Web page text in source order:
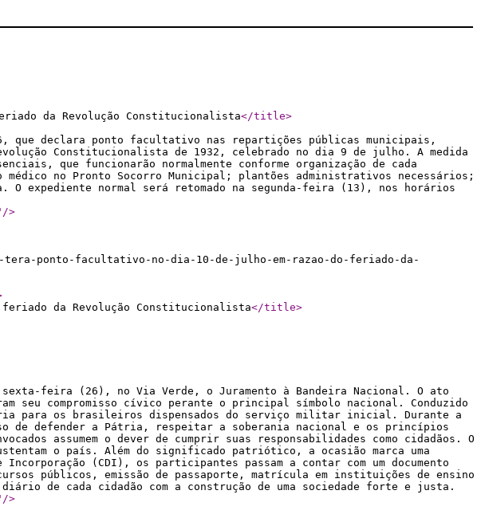
da Revolução Constitucionalista</title>
declara ponto facultativo nas repartições públicas municipais,
Constitucionalista de 1932, celebrado no dia 9 de julho. A medida
que funcionarão normalmente conforme organização de cada
no Pronto Socorro Municipal; plantões administrativos necessários;
expediente normal será retomado na segunda-feira (13), nos horários
/>
ponto-facultativo-no-dia-10-de-julho-em-razao-do-feriado-da-
da Revolução Constitucionalista</title>
feira (26), no Via Verde, o Juramento à Bandeira Nacional. O ato
seu compromisso cívico perante o principal símbolo nacional. Conduzido
para os brasileiros dispensados do serviço militar inicial. Durante a
de defender a Pátria, respeitar a soberania nacional e os princípios
assumem o dever de cumprir suas responsabilidades como cidadãos. O
o país. Além do significado patriótico, a ocasião marca uma
(CDI), os participantes passam a contar com um documento
públicos, emissão de passaporte, matrícula em instituições de ensino
de cada cidadão com a construção de uma sociedade forte e justa.
/>